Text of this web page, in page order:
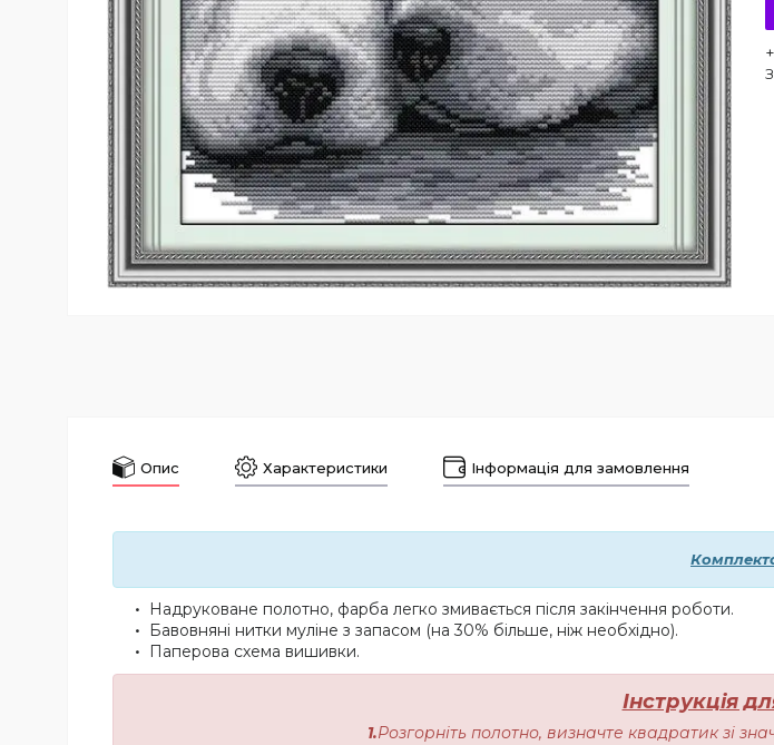
Опис Характеристики Інформація для замовлення
Надруковане полотно, фарба легко змивається після закінчення роботи.
Бавовняні нитки муліне з запасом (на 30% більше, ніж необхідно).
Паперова схема вишивки.
Інструкція
1.Розгорніть полотно, визначте квадратик зі